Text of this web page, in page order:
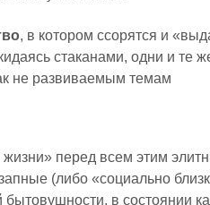
, в котором ссорятся и
стаканами, одни и те
не развиваемым темам
перед всем этим
(либо «социально
в состоянии